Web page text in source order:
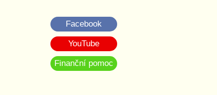
Facebook
YouTube
Finanční pomoc